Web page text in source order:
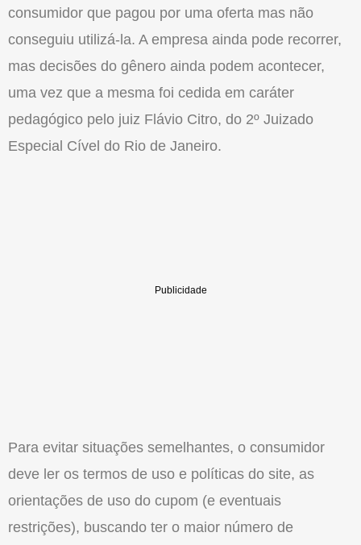
consumidor que pagou por uma oferta mas não
conseguiu utilizá-la. A empresa ainda pode recorrer,
mas decisões do gênero ainda podem acontecer,
uma vez que a mesma foi cedida em caráter
pedagógico pelo juiz Flávio Citro, do 2º Juizado
Especial Cível do Rio de Janeiro.
Para evitar situações semelhantes, o consumidor
deve ler os termos de uso e políticas do site, as
orientações de uso do cupom (e eventuais
restrições), buscando ter o maior número de